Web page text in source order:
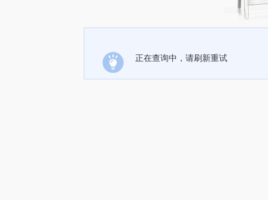
正在查询中，请刷新重试